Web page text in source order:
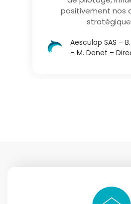
positivement nos
Aesculap SAS –
– M. Denet –